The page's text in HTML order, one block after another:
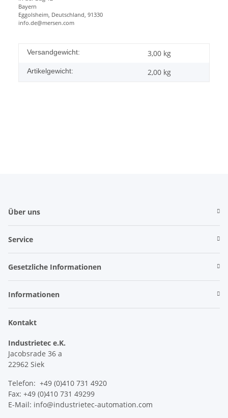
Bayern
Eggolsheim, Deutschland, 91330
info.de@mersen.com
Versandgewicht: 3,00 kg
Artikelgewicht: 2,00 kg
Über uns
Service
Gesetzliche Informationen
Informationen
Kontakt
Industrietec e.K.
Jacobsrade 36 a
22962 Siek
Telefon: +49 (0)410 731 4920
Fax: +49 (0)410 731 49299
E-Mail: info@industrietec-automation.com